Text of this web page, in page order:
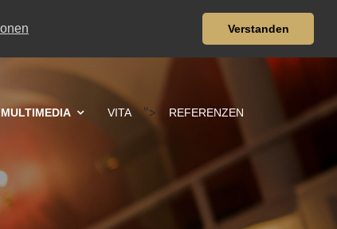
Verstanden
MULTIMEDIA VITA "> REFERENZEN